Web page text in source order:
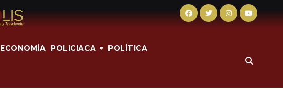
ECONOMÍA POLICIACA POLÍTICA